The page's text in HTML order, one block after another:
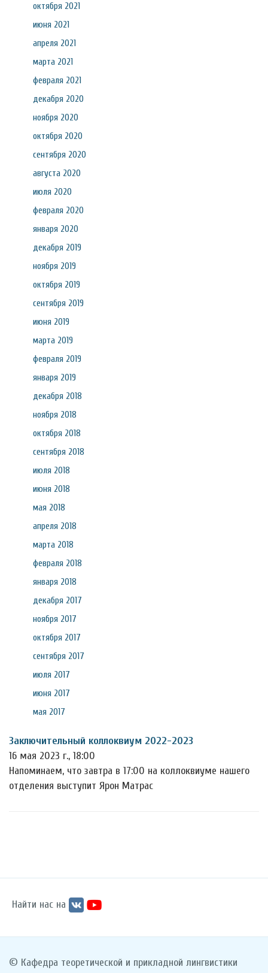
октября 2021
июня 2021
апреля 2021
марта 2021
февраля 2021
декабря 2020
ноября 2020
октября 2020
сентября 2020
августа 2020
июля 2020
февраля 2020
января 2020
декабря 2019
ноября 2019
октября 2019
сентября 2019
июня 2019
марта 2019
февраля 2019
января 2019
декабря 2018
ноября 2018
октября 2018
сентября 2018
июля 2018
июня 2018
мая 2018
апреля 2018
марта 2018
февраля 2018
января 2018
декабря 2017
ноября 2017
октября 2017
сентября 2017
июля 2017
июня 2017
мая 2017
Заключительный коллоквиум 2022-2023
16 мая 2023 г., 18:00
Напоминаем, что завтра в 17:00 на коллоквиуме нашего
отделения выступит Ярон Матрас
Найти нас на
© Кафедра теоретической и прикладной лингвистики